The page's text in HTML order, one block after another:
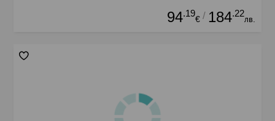
94.19
€ / 184.22
лв.